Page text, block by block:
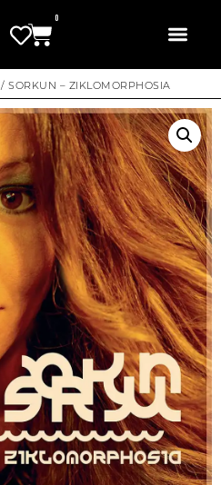
0
/ SORKUN – ZIKLOMORPHOSIA